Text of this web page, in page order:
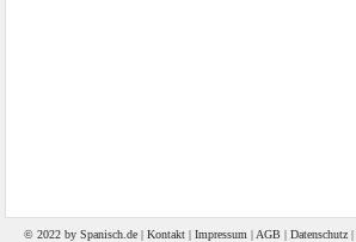
© 2022 by Spanisch .de | Kontakt | Impressum | AGB | Datenschutz |